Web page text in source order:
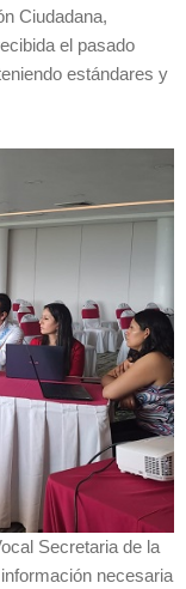
Ciudadana,
el pasado
estándares y
Secretaria de la
necesaria